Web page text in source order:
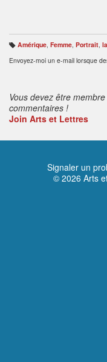
B
ali
s
Amérique, Femme, Portrait,
Envoyez-moi un e-mail lorsque
Vous devez être
commentaires !
Join Arts et Lettres
Signaler un
© 2026 Arts